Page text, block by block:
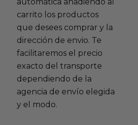
carrito los productos
que desees comprar y la
dirección de envio. Te
facilitaremos el precio
exacto del transporte
dependiendo de la
agencia de envío elegida
y el modo.